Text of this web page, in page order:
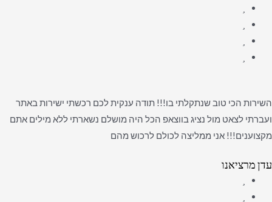
השירות הכי טוב שנתקלתי בו!!! תודה ענקית לכם רכשתי ישירות באתר
ועברתי לצאט מול נציג בווצאפ הכל היה מושלם נשארתי ללא מילים אתם
מקצוענים!!! אני ממליצה לכולם לרכוש מהם
עדן מרציאנו